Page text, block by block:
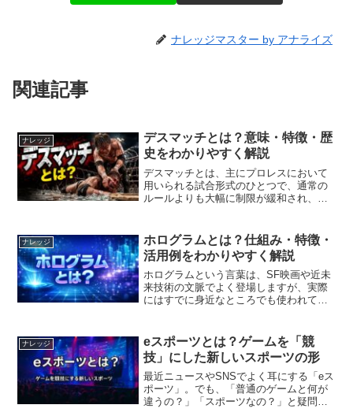
ナレッジマスター by アナライズ
関連記事
ナレッジ
デスマッチとは？意味・特徴・歴
史をわかりやすく解説
デスマッチとは、主にプロレスにおいて
用いられる試合形式のひとつで、通常の
ルールよりも大幅に制限が緩和され、危
「命がけの試合」という印象を受けます
が、実際には演出や安...
ナレッジ
ホログラムとは？仕組み・特徴・
活用例をわかりやすく解説
ホログラムという言葉は、SF映画や近未
来技術の文脈でよく登場しますが、実際
にはすでに身近なところでも使われてい
例までを整理して解説します。ホログラ
ムとはホログラムとは、...
ナレッジ
eスポーツとは？ゲームを「競
技」にした新しいスポーツの形
最近ニュースやSNSでよく耳にする「eス
ポーツ」。でも、「普通のゲームと何が
違うの？」「スポーツなの？」と疑問に